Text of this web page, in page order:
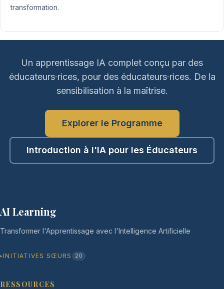
transformation.
Un apprentissage IA complet conçu par des
éducateurs·rices, pour des éducateurs·rices. De la
sensibilisation à la maîtrise.
Explorer le Programme
Introduction à l'IA pour les Éducateurs
AI Learning
Transformer l'Apprentissage avec l'Intelligence Artificielle
INITIATIVES SŒURS 20
RESSOURCES